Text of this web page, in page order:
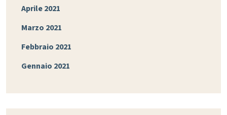
Aprile 2021
Marzo 2021
Febbraio 2021
Gennaio 2021